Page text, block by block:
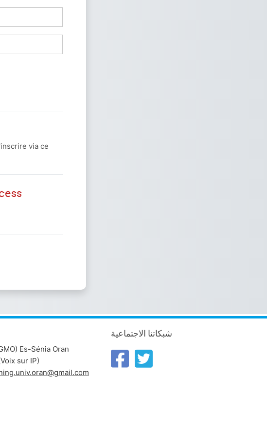
via ce
Es-Sénia Oran
sur IP)
شبكاتنا الاجتماعية